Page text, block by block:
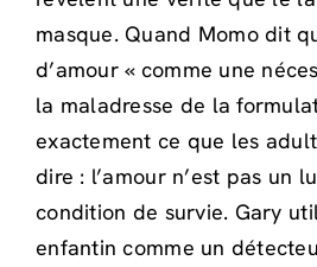
masque. Quand Momo dit
d’amour « comme une
la maladresse de la
exactement ce que les
dire : l’amour n’est pas un
condition de survie. Gary
enfantin comme un